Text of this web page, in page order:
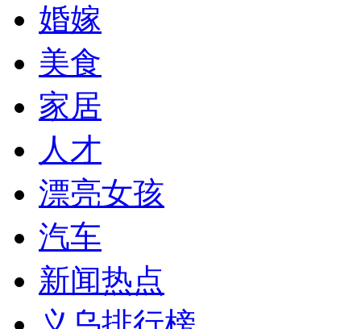
婚嫁
美食
家居
人才
漂亮女孩
汽车
新闻热点